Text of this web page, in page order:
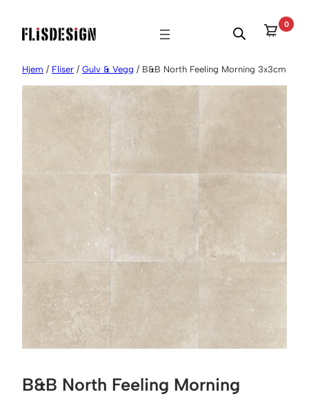
innhold
0
Hjem / Fliser / Gulv & Vegg / B&B North Feeling Morning 3x3cm
B&B North Feeling Morning